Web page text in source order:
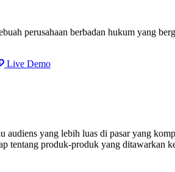
perusahaan berbadan hukum yang
Live Demo
audiens yang lebih luas di pasar yang
tentang produk-produk yang ditawarkan